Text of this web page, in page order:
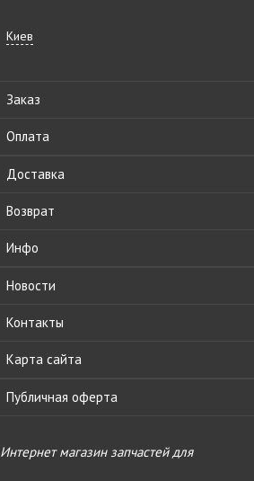
Киев
Заказ
Оплата
Доставка
Возврат
Инфо
Новости
Контакты
Карта сайта
Публичная оферта
Интернет магазин запчастей для